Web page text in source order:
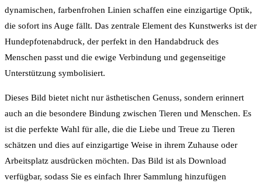
dynamischen, farbenfrohen Linien schaffen eine einzigartige Optik,
die sofort ins Auge fällt. Das zentrale Element des Kunstwerks ist der
Hundepfotenabdruck, der perfekt in den Handabdruck des
Menschen passt und die ewige Verbindung und gegenseitige
Unterstützung symbolisiert.
Dieses Bild bietet nicht nur ästhetischen Genuss, sondern erinnert
auch an die besondere Bindung zwischen Tieren und Menschen. Es
ist die perfekte Wahl für alle, die die Liebe und Treue zu Tieren
schätzen und dies auf einzigartige Weise in ihrem Zuhause oder
Arbeitsplatz ausdrücken möchten. Das Bild ist als Download
verfügbar, sodass Sie es einfach Ihrer Sammlung hinzufügen